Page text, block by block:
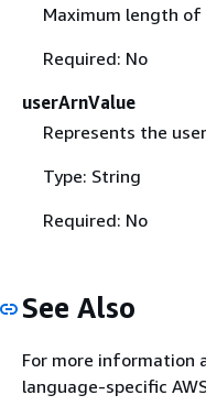
Maximum length of
Required: No
userArnValue
Represents the
Type: String
Required: No
See Also
For more information
language-specific